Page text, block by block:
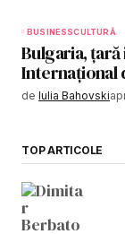
BUSINESSCULTURĂ
Bulgaria,
Internațional
de Iulia Bahovski
TOP ARTICOLE